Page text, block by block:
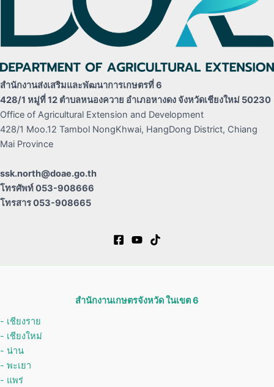
สำนักงานส่งเสริมและพัฒนาการเกษตรที่ 6
428/1 หมู่ที่ 12 ตำบลหนองควาย อำเภอหางดง จังหวัดเชียงใหม่ 50230
Office of Agricultural Extension and Development
428/1 Moo.12 Tambol NongKhwai, HangDong District, Chiang
Mai Province
ssk.north@doae.go.th
โทรศัพท์ 053-908666
โทรสาร 053-908665
สำนักงานเกษตรจังหวัด ในเขต 6
- เชียงราย
- เชียงใหม่
- น่าน
- พะเยา
- แพร่